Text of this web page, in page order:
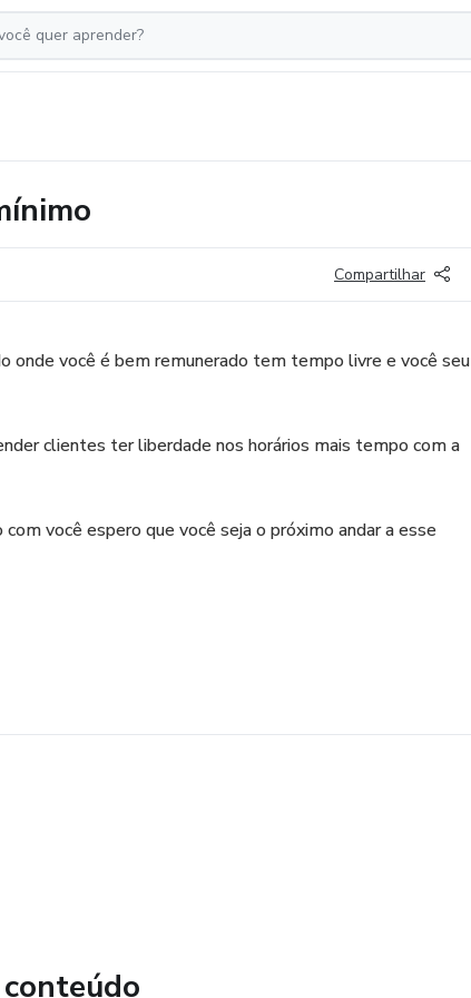
Compartilhar
onde você é bem remunerado tem tempo livre e você seu
clientes ter liberdade nos horários mais tempo com a
você espero que você seja o próximo andar a esse